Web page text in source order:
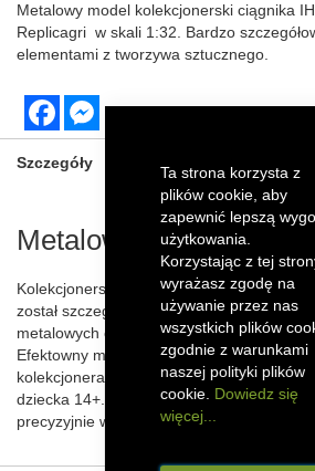
Ta strona korzysta z
plików cookie, aby
zapewnić lepszą
użytkowania.
Korzystając z tej
wyrażasz zgodę na
używanie przez nas
wszystkich plików
zgodnie z warunkami
naszej polityki plików
cookie. Dowiedz się
więcej...
Metalowy model kolekcjonerski ciągnika
Replicagri w skali 1:32. Bardzo
elementami z tworzywa sztucznego.
FacebookMessenger
Szczegóły
Metalowy model
Kolekcjonerski model traktora IH 744 w
został szczegółowo odwzorowany dzięki
metalowych części oraz elementów z
Efektowny model ciężkiego ciągnika
kolekcjonera, a także sprawdzi się jako
dziecka 14+. Powiększ swoją kolekcję
precyzyjnie wykonany model!